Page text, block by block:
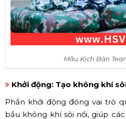
Mẫu Kịch Bản
Khởi động: Tạo không khí
Phần khởi động đóng vai trò
bầu không khí sôi nổi, giúp